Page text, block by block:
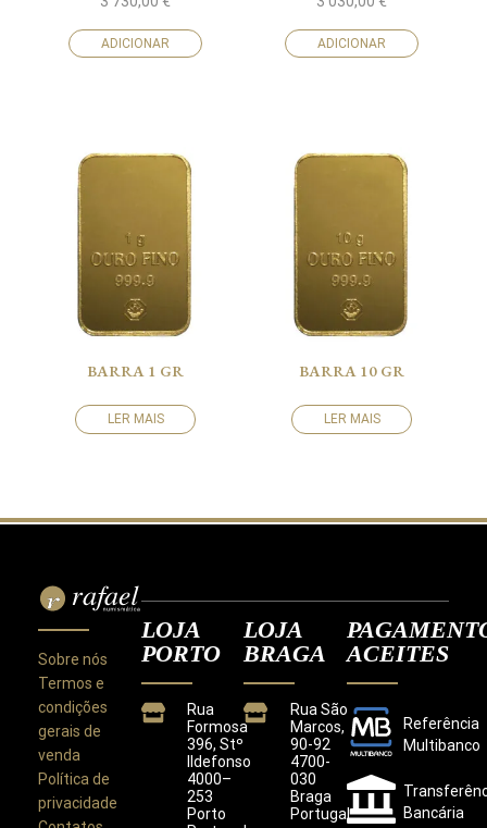
ADICIONAR ADICIONAR
BARRA 1 GR
LER MAIS
BARRA 10 GR
LER MAIS
Sobre nós
Termos e
condições
gerais de
venda
Política de
privacidade
LOJA
PORTO
Rua
Formosa
396, Stº
Ildefonso
4000–
253
Porto
LOJA
BRAGA
Rua São
Marcos,
90-92
4700-
030
Braga
Portugal
ACEITES
Referência
Multibanco
Bancária